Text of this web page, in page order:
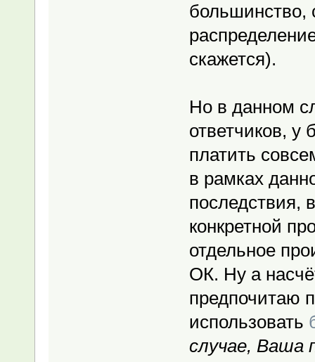
большинство,
скажется).
Но в данном
ответчиков, у
платить
в рамках
последствия,
конкретной
отдельное
ОК. Ну а
предпочитаю
использовать
случае, Ваша